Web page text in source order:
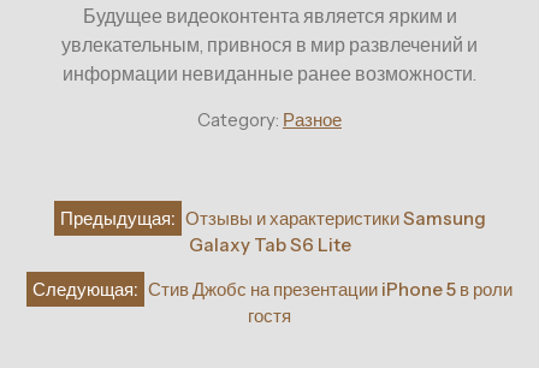
Будущее видеоконтента является ярким и
увлекательным, привнося в мир развлечений и
информации невиданные ранее возможности.
Category: Разное
Навигация
записям
Предыдущая: Отзывы и характеристики Samsung
Galaxy Tab S6 Lite
Следующая: Стив Джобс на презентации iPhone 5 в роли
гостя